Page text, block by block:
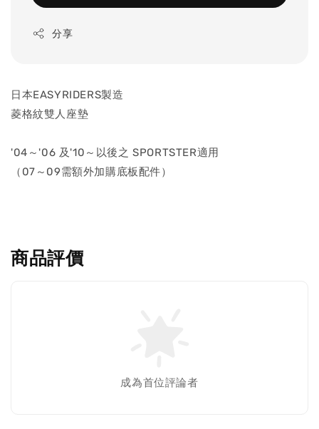
分享
日本EASYRIDERS製造
菱格紋雙人座墊
'04～'06 及'10～以後之 SPORTSTER適用
（07～09需額外加購底板配件）
商品評價
成為首位評論者